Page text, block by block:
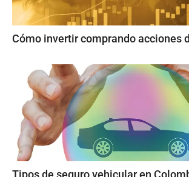
Cómo invertir comprando acciones
Tipos de seguro vehicular en